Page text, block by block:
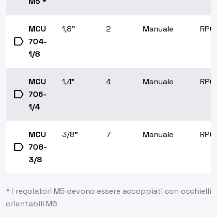
label
MCU
704-
1/8
1,8" 2 Manuale
label
MCU
706-
1/4
1,4" 4 Manuale
label
MCU
708-
3/8
3/8" 7 Manuale
* I regolatori M5 devono essere accoppiati con occhielli
orientabili M6